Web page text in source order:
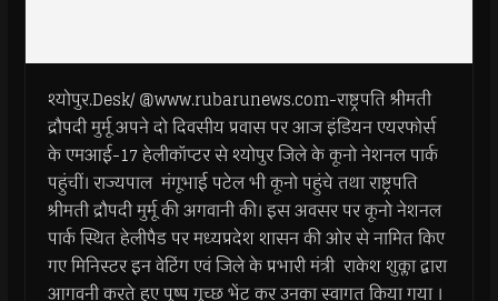
श्योपुर.Desk/ @www.rubarunews.com-राष्ट्रपति श्रीमती
द्रौपदी मुर्मू अपने दो दिवसीय प्रवास पर आज इंडियन एयरफोर्स
के एमआई-17 हेलीकॉप्टर से श्योपुर जिले के कूनो नेशनल पार्क
पहुंचीं। राज्यपाल मंगूभाई पटेल भी कूनो पहुंचे तथा राष्ट्रपति
श्रीमती द्रौपदी मुर्मू की अगवानी की। इस अवसर पर कूनो नेशनल
पार्क स्थित हेलीपैड पर मध्यप्रदेश शासन की ओर से नामित किए
गए मिनिस्टर इन वेटिंग एवं जिले के प्रभारी मंत्री राकेश शुक्ला द्वारा
आगवनी करते हुए पुष्प गुच्छ भेंट कर उनका स्वागत किया गया ।